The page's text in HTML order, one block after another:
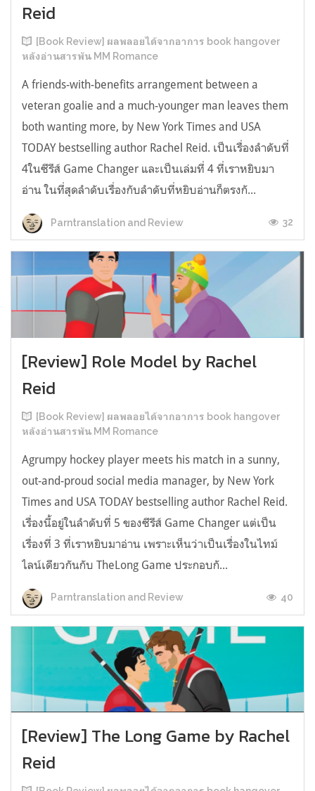
Reid
[Book Review] ผลพลอยได้จากอาการ book hangover
หลังอ่านสารพัน MM Romance
A friends-with-benefits arrangement between a
veteran goalie and a much-younger man leaves them
both wanting more, by New York Times and USA
TODAY bestselling author Rachel Reid. เป็นเรื่องลำดับที่
4ในซีรีส์ Game Changer และเป็นเล่มที่ 4 ที่เราหยิบมา
อ่าน ในที่สุดลำดับเรื่องกับลำดับที่หยิบอ่านก็ตรงกั...
Parntranslation and Review 32
[Review] Role Model by Rachel
Reid
[Book Review] ผลพลอยได้จากอาการ book hangover
หลังอ่านสารพัน MM Romance
Agrumpy hockey player meets his match in a sunny,
out-and-proud social media manager, by New York
Times and USA TODAY bestselling author Rachel Reid.
เรื่องนี้อยู่ในลำดับที่ 5 ของซีรีส์ Game Changer แต่เป็น
เรื่องที่ 3 ที่เราหยิบมาอ่าน เพราะเห็นว่าเป็นเรื่องในไทม์
ไลน์เดียวกันกับ TheLong Game ประกอบกั...
Parntranslation and Review 40
[Review] The Long Game by Rachel
Reid